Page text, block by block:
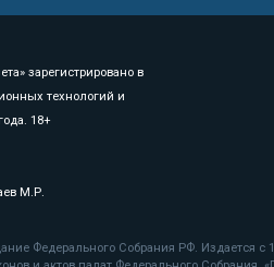
зарегистрировано в
технологий и
18+
М.Р.
Федерального Собрания РФ. Издается